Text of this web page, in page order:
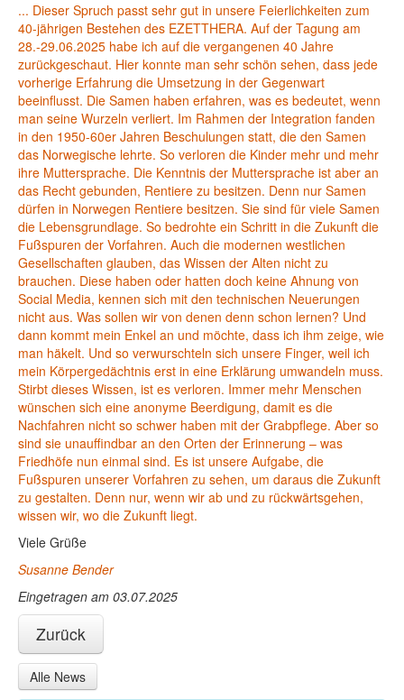
... Dieser Spruch passt sehr gut in unsere Feierlichkeiten zum
40-jährigen Bestehen des EZETTHERA. Auf der Tagung am
28.-29.06.2025 habe ich auf die vergangenen 40 Jahre
zurückgeschaut. Hier konnte man sehr schön sehen, dass jede
vorherige Erfahrung die Umsetzung in der Gegenwart
beeinflusst. Die Samen haben erfahren, was es bedeutet, wenn
man seine Wurzeln verliert. Im Rahmen der Integration fanden
in den 1950-60er Jahren Beschulungen statt, die den Samen
das Norwegische lehrte. So verloren die Kinder mehr und mehr
ihre Muttersprache. Die Kenntnis der Muttersprache ist aber an
das Recht gebunden, Rentiere zu besitzen. Denn nur Samen
dürfen in Norwegen Rentiere besitzen. Sie sind für viele Samen
die Lebensgrundlage. So bedrohte ein Schritt in die Zukunft die
Fußspuren der Vorfahren. Auch die modernen westlichen
Gesellschaften glauben, das Wissen der Alten nicht zu
brauchen. Diese haben oder hatten doch keine Ahnung von
Social Media, kennen sich mit den technischen Neuerungen
nicht aus. Was sollen wir von denen denn schon lernen? Und
dann kommt mein Enkel an und möchte, dass ich ihm zeige, wie
man häkelt. Und so verwurschteln sich unsere Finger, weil ich
mein Körpergedächtnis erst in eine Erklärung umwandeln muss.
Stirbt dieses Wissen, ist es verloren. Immer mehr Menschen
wünschen sich eine anonyme Beerdigung, damit es die
Nachfahren nicht so schwer haben mit der Grabpflege. Aber so
sind sie unauffindbar an den Orten der Erinnerung – was
Friedhöfe nun einmal sind. Es ist unsere Aufgabe, die
Fußspuren unserer Vorfahren zu sehen, um daraus die Zukunft
zu gestalten. Denn nur, wenn wir ab und zu rückwärtsgehen,
wissen wir, wo die Zukunft liegt.
Viele Grüße
Susanne Bender
Eingetragen am 03.07.2025
Zurück
Alle News